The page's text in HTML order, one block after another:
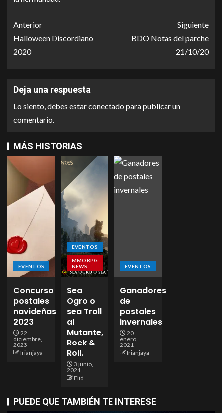
Anterior
Halloween Discordiano
2020
Siguiente
BDO Notas del parche
21/10/20
Deja una respuesta
Lo siento, debes estarconectado para publicar un
comentario.
MÁS HISTORIAS
EVENTOS
Concurso
postales
navideñas
2023
22
diciembre,
2023
Irianjaya
EVENTOS
MMORPG
NEWS
Sea
Ogro o
sea Troll
al
Mutante,
Rock &
Roll.
3 junio,
2021
Elid
EVENTOS
Ganadores
de
postales
invernales
20
enero,
2021
Irianjaya
PUEDE QUE TAMBIÉN TE INTERESE